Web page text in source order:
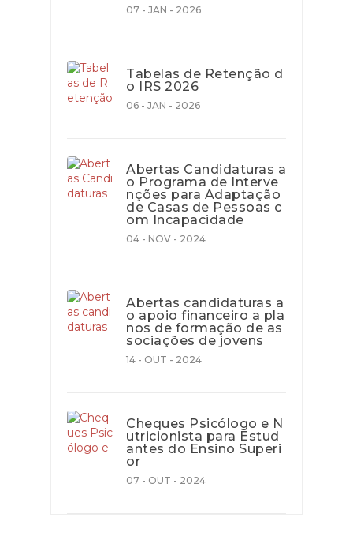
07 - JAN - 2026
Tabelas de Retenção d
o IRS 2026
06 - JAN - 2026
Abertas Candidaturas a
o Programa de Interve
nções para Adaptação
de Casas de Pessoas c
om Incapacidade
04 - NOV - 2024
Abertas candidaturas a
o apoio financeiro a pla
nos de formação de as
sociações de jovens
14 - OUT - 2024
Cheques Psicólogo e N
utricionista para Estud
antes do Ensino Superi
or
07 - OUT - 2024